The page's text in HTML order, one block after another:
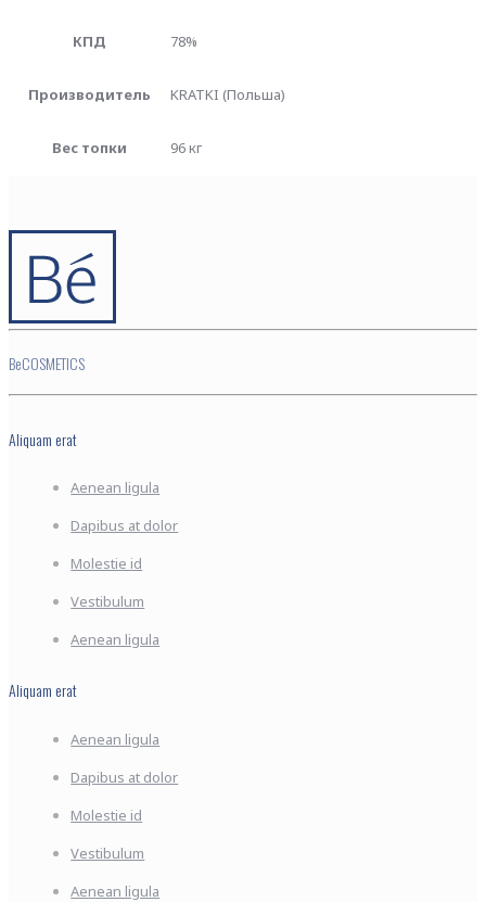
КПД 78%
Производитель KRATKI (Польша)
Вес топки 96 кг
BeCOSMETICS
Aliquam erat
Aenean ligula
Dapibus at dolor
Molestie id
Vestibulum
Aenean ligula
Aliquam erat
Aenean ligula
Dapibus at dolor
Molestie id
Vestibulum
Aenean ligula